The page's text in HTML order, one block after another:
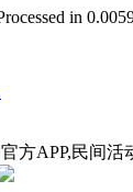
in
方APP,民间